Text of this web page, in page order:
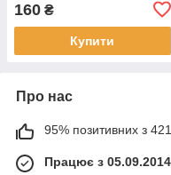
160 ₴
Купити
Про нас
95% позитивних з 421
Працює з 05.09.2014